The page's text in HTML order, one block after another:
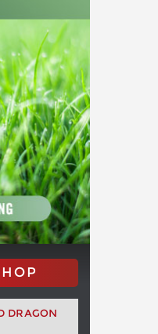
DRAGON